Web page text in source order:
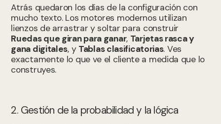
Atrás quedaron los días de la configuración con
mucho texto. Los motores modernos utilizan
lienzos de arrastrar y soltar para construir
Ruedas que giran para ganar, Tarjetas rasca y
gana digitales, y Tablas clasificatorias. Ves
exactamente lo que ve el cliente a medida que lo
construyes.
2. Gestión de la probabilidad y la lógica